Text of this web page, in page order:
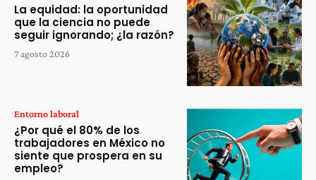
La equidad: la oportunidad
que la ciencia no puede
seguir ignorando; ¿la razón?
7 agosto 2026
Entorno laboral
¿Por qué el 80% de los
trabajadores en México no
siente que prospera en su
empleo?